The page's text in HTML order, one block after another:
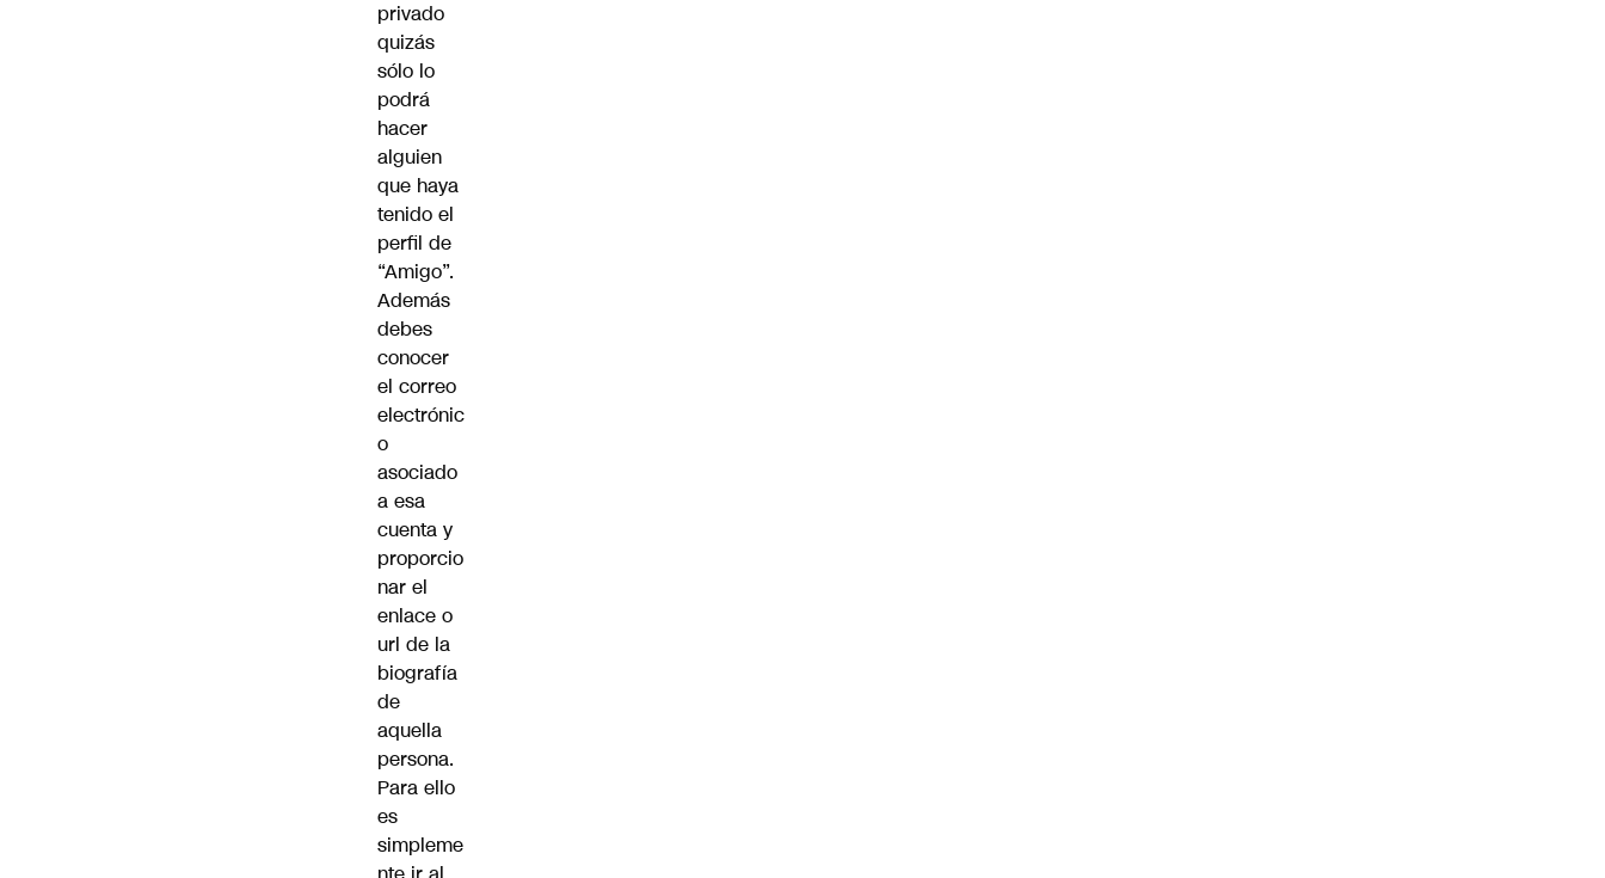
privado
quizás
sólo lo
podrá
hacer
alguien
que haya
tenido el
perfil de
“Amigo”.
Además
debes
conocer
el correo
electrónic
o
asociado
a esa
cuenta y
proporcio
nar el
enlace o
url de la
biografía
de
aquella
persona.
Para ello
es
simpleme